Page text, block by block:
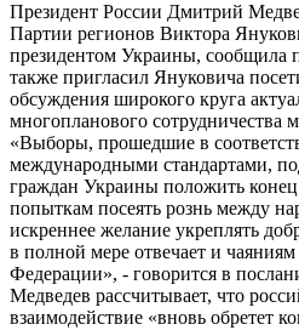
Президент России Дмитрий
Партии регионов Виктора
президентом Украины, сообщила
также пригласил Януковича
обсуждения широкого круга
многопланового
«Выборы, прошедшие в
международными стандартами,
граждан Украины положить
попыткам посеять рознь между
искреннее желание укреплять
в полной мере отвечает и
Федерации», - говорится в
Медведев рассчитывает, что
взаимодействие «вновь обретет